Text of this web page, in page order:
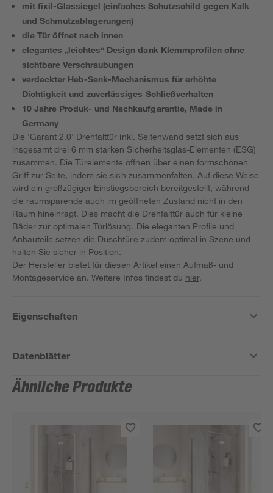
mit fixil-Glassiegel (einfaches Schutzschild gegen Kalk
und Schmutzablagerungen)
die Tür öffnet nach innen
elegantes „leichtes“ Design dank Klemmprofilen ohne
sichtbare Verschraubungen
verdeckter Heb-Senk-Mechanismus für erhöhte
Dichtigkeit und zuverlässiges Schließverhalten
10 Jahre Produk- und Nachkaufgarantie, Made in
Germany
Die 'Garant 2.0' Drehfalttür inkl. Seitenwand setzt sich aus
insgesamt drei 6 mm starken Sicherheitsglas-Elementen (ESG)
zusammen. Die Türelemente öffnen über einen formschönen
Griff zur Seite, indem sie sich zusammenfalten. Auf diese Weise
wird ein großzügiger Einstiegsbereich bereitgestellt, während
die raumsparende auch im geöffneten Zustand nicht in den
Raum hineinragt. Dies macht die Drehfalttür auch für kleine
Bäder zur optimalen Türlösung. Die eleganten Profile und
Anbauteile setzen die Duschtüre zudem optimal in Szene und
halten Sie sicher in Position.
Der Hersteller bietet für diesen Artikel einen Aufmaß- und
Montageservice an. Weitere Infos findest du hier.
Eigenschaften
Datenblätter
Ähnliche Produkte